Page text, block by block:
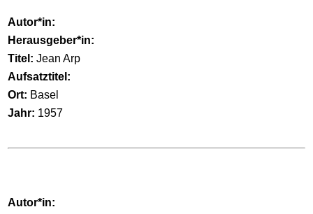
Autor*in:
Herausgeber*in:
Titel: Jean Arp
Aufsatztitel:
Ort: Basel
Jahr: 1957
Autor*in: